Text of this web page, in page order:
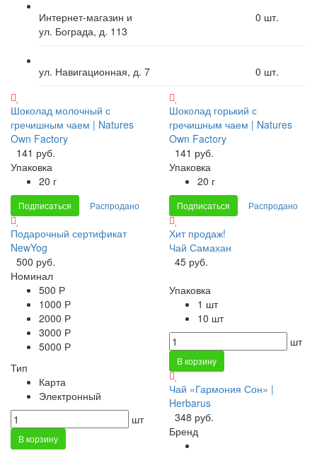
Интернет-магазин и
ул. Бограда, д. 113
0 шт.
ул. Навигационная, д. 7 0 шт.
Шоколад молочный с
гречишным чаем | Natures
Own Factory
141 руб.
Упаковка
20 г
Подписаться Распродано
Шоколад горький с
гречишным чаем | Natures
Own Factory
141 руб.
Упаковка
20 г
Подписаться Распродано
Подарочный сертификат
NewYog
500 руб.
Номинал
500 Р
1000 Р
2000 Р
3000 Р
5000 Р
Тип
Карта
Электронный
шт
В корзину
Хит продаж!
Чай Самахан
45 руб.
Упаковка
1 шт
10 шт
шт
В корзину
Чай «Гармония Сон» |
Herbarus
348 руб.
Бренд